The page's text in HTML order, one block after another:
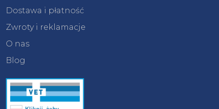
Dostawa i płatność
Zwroty i reklamacje
O nas
Blog